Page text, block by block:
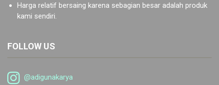
Harga relatif bersaing karena sebagian besar adalah produk
kami sendiri.
FOLLOW US
@adigunakarya